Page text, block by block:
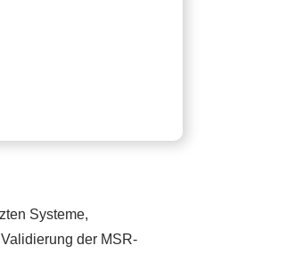
Systeme,
der MSR-